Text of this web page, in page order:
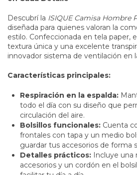
Descubrí la ISIQUE Camisa Hombre
diseñada para quienes valoran la
estilo. Confeccionada en tela paper,
textura única y una excelente
innovador sistema de ventilación en
Características principales:
Respiración en la espalda:
todo el día con su diseño que
circulación del aire.
Bolsillos funcionales: Cuenta
frontales con tapa y un medio
guardar tus accesorios de forma
Detalles prácticos: Incluye una
accesorios y un cordón en el